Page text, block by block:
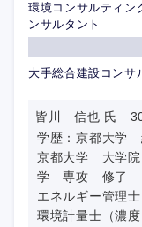
環境コンサルティ
ンサルタント
大手総合建設コン
皆川 信也 氏 30
学歴：京都大学
京都大学 大学
学 専攻 修了
エネルギー管理士
環境計量士（濃度